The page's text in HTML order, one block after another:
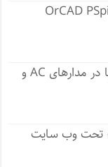
انواع اپتوکوپلر و کاربردهای آنها در مدارهای AC و
تحت وب سایت